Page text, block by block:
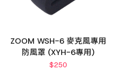
ZOOM WSH-6 麥克風專用
防風罩 (XYH-6專用)
$250